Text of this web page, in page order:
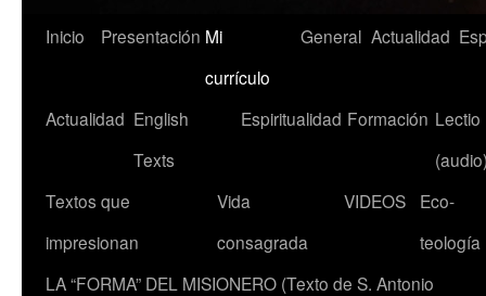
Inicio Presentación Mi
currículo
General Actualidad
Actualidad English
Texts
Espiritualidad Formación Lectio
Textos que
impresionan
Vida
consagrada
VIDEOS
Eco-
teología
LA “FORMA” DEL MISIONERO (Texto de S. Antonio